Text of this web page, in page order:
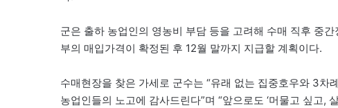
군은 출하 농업인의 영농비 부담 등을 고려해 수매 직후 중
부의 매입가격이 확정된 후 12월 말까지 지급할 계획이다.
수매현장을 찾은 가세로 군수는 “유래 없는 집중호우와 3
농업인들의 노고에 감사드린다”며 “앞으로도 ‘머물고 싶고,